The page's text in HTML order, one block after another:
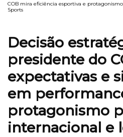
COB mira eficiência esportiva e
Sports
Decisão
presidente do
expectativas e
em
protagonismo
internacional e